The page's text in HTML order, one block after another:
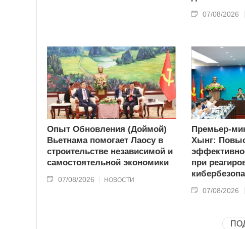
07/08/2026
Опыт Обновления (Доймой)
Вьетнама помогает Лаосу в
строительстве независимой и
самостоятельной экономики
07/08/2026 НОВОСТИ
Премьер-
Хынг:
при
07/08/2026